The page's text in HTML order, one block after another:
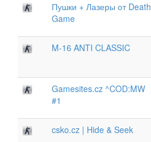
Пушки + Лазеры от Death
Game
M-16 ANTI CLASSIC
Gamesites.cz ^COD:MW
#1
csko.cz | Hide & Seek